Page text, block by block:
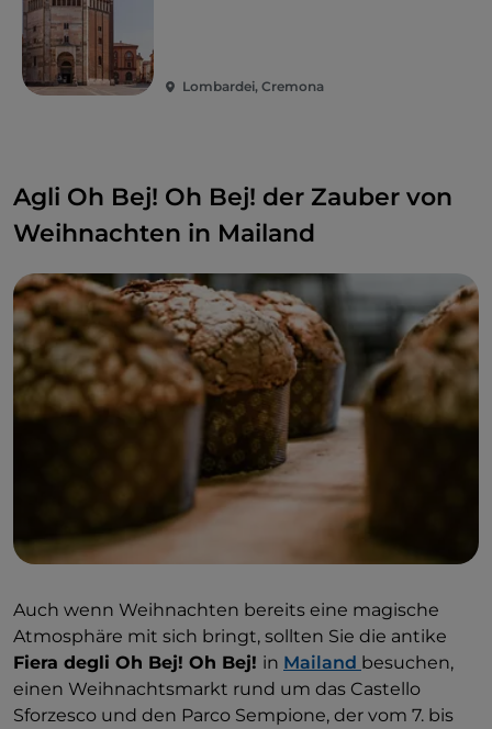
Ein interessantes Detail: Sie erreichen Cremona an
den Tagen des Torrone-Festes von Mailand aus auch
an Bord eines historischen Zuges mit
Lombardei, Cremona
Agli Oh Bej! Oh Bej! der Zauber von
Weihnachten in Mailand
Auch wenn Weihnachten bereits eine magische
Atmosphäre mit sich bringt, sollten Sie die antike
Fiera degli Oh Bej! Oh Bej! in Mailand besuchen,
einen Weihnachtsmarkt rund um das Castello
Sforzesco und den Parco Sempione, der vom 7. bis